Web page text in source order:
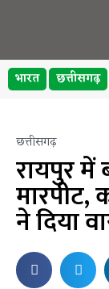
भारत छत्तीसगढ़
छत्तीसगढ़
रायपुर में
मारपीट,
ने दिया